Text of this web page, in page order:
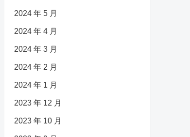
2024 年 5 月
2024 年 4 月
2024 年 3 月
2024 年 2 月
2024 年 1 月
2023 年 12 月
2023 年 10 月